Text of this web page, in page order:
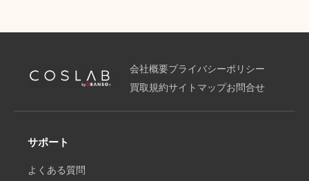
会社概要プライバシーポリシー
買取規約サイトマップお問合せ
サポート
よくある質問